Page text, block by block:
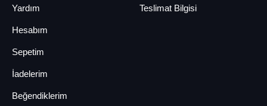
Yardım Teslimat Bilgisi
Hesabım
Sepetim
İadelerim
Beğendiklerim